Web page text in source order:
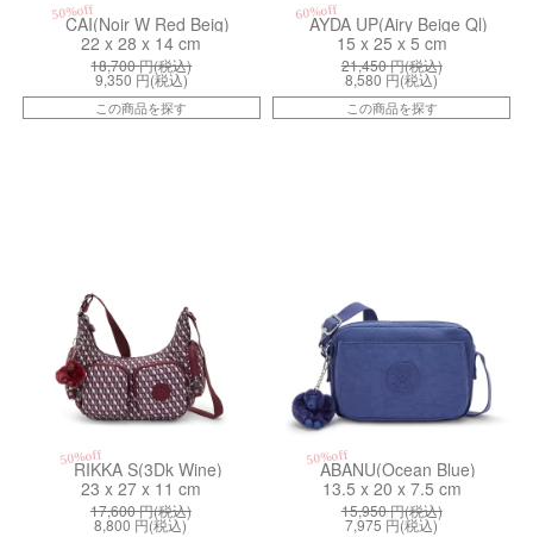
50%off
CAI(Noir W Red Beig)
22 x 28 x 14 cm
18,700円(税込)
9,350 円(税込)
この商品を探す
60%off
AYDA UP(Airy Beige Ql)
15 x 25 x 5 cm
21,450円(税込)
8,580 円(税込)
この商品を探す
50%off
RIKKA S(3Dk Wine)
23 x 27 x 11 cm
17,600円(税込)
8,800 円(税込)
50%off
ABANU(Ocean Blue)
13.5 x 20 x 7.5 cm
15,950円(税込)
7,975 円(税込)